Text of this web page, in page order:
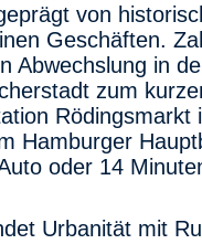
von
Geschäften.
Abwechslung in
zum
Rödingsmarkt
Hamburger
oder 14
Urbanität mit